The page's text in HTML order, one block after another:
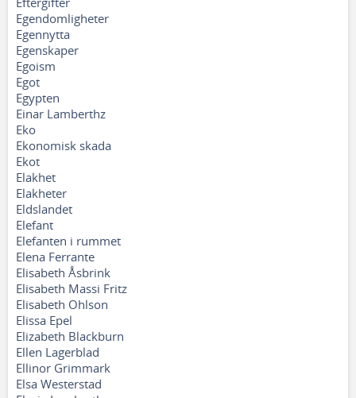
Egendomligheter
Egennytta
Egenskaper
Egoism
Egot
Egypten
Einar Lamberthz
Eko
Ekonomisk skada
Ekot
Elakhet
Elakheter
Eldslandet
Elefant
Elefanten i rummet
Elena Ferrante
Elisabeth Åsbrink
Elisabeth Massi Fritz
Elisabeth Ohlson
Elissa Epel
Elizabeth Blackburn
Ellen Lagerblad
Ellinor Grimmark
Elsa Westerstad